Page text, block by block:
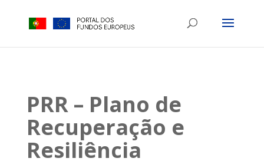
PRR – Plano de
Recuperação e
Resiliência